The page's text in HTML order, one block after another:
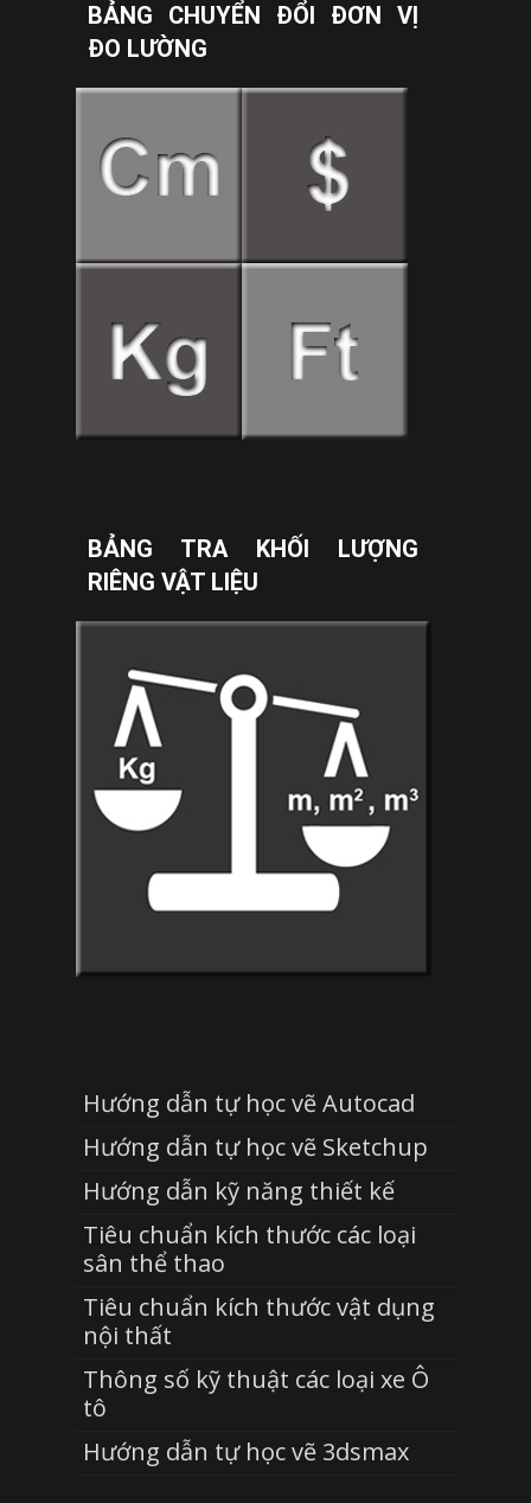
BẢNG CHUYỂN ĐỔI ĐƠN VỊ
ĐO LƯỜNG
BẢNG TRA KHỐI LƯỢNG
RIÊNG VẬT LIỆU
Hướng dẫn tự học vẽ Autocad
Hướng dẫn tự học vẽ Sketchup
Hướng dẫn kỹ năng thiết kế
Tiêu chuẩn kích thước các loại
sân thể thao
Tiêu chuẩn kích thước vật dụng
nội thất
Thông số kỹ thuật các loại xe Ô
tô
Hướng dẫn tự học vẽ 3dsmax